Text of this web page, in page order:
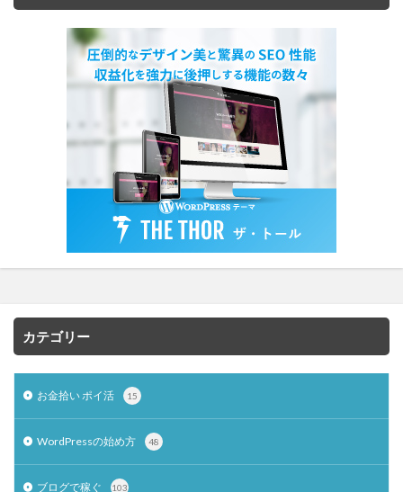
カテゴリー
お金拾い ポイ活 15
WordPressの始め方 48
ブログで稼ぐ 103